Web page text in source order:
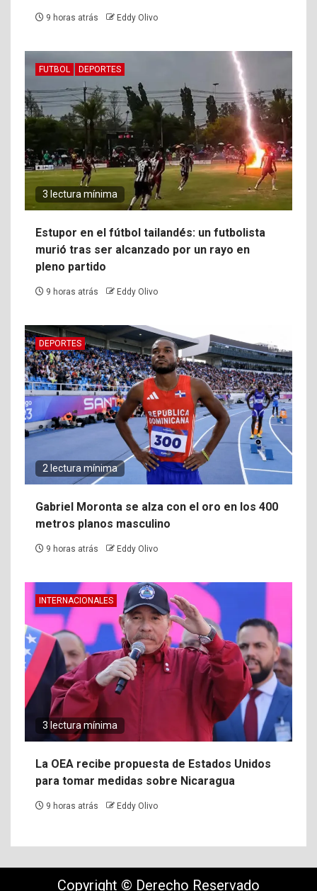
9 horas atrás Eddy Olivo
FUTBOL DEPORTES
3 lectura mínima
Estupor en el fútbol tailandés: un futbolista
murió tras ser alcanzado por un rayo en
pleno partido
9 horas atrás Eddy Olivo
DEPORTES
2 lectura mínima
Gabriel Moronta se alza con el oro en los 400
metros planos masculino
9 horas atrás Eddy Olivo
INTERNACIONALES
3 lectura mínima
La OEA recibe propuesta de Estados Unidos
para tomar medidas sobre Nicaragua
9 horas atrás Eddy Olivo
Copyright © Derecho Reservado